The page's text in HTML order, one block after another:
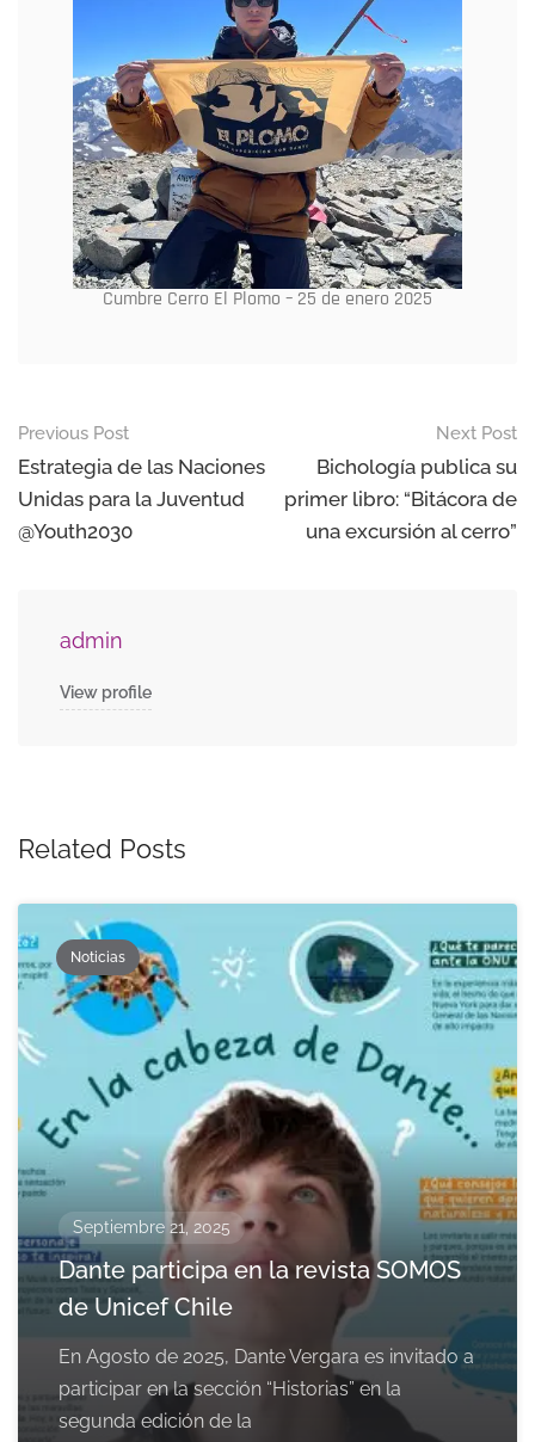
Cumbre Cerro El Plomo – 25 de enero 2025
Previous Post
Estrategia de las Naciones
Unidas para la Juventud
@Youth2030
Next Post
Bichología publica su
primer libro: “Bitácora de
una excursión al cerro”
admin
View profile
Related Posts
Noticias
Septiembre 21, 2025
Dante participa en la revista SOMOS
de Unicef Chile
En Agosto de 2025, Dante Vergara es invitado a
participar en la sección “Historias” en la
segunda edición de la